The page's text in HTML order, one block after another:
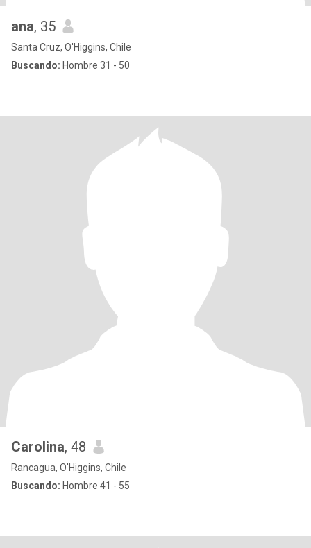
ana, 35
Santa Cruz, O'Higgins, Chile
Buscando: Hombre 31 - 50
Carolina, 48
Rancagua, O'Higgins, Chile
Buscando: Hombre 41 - 55